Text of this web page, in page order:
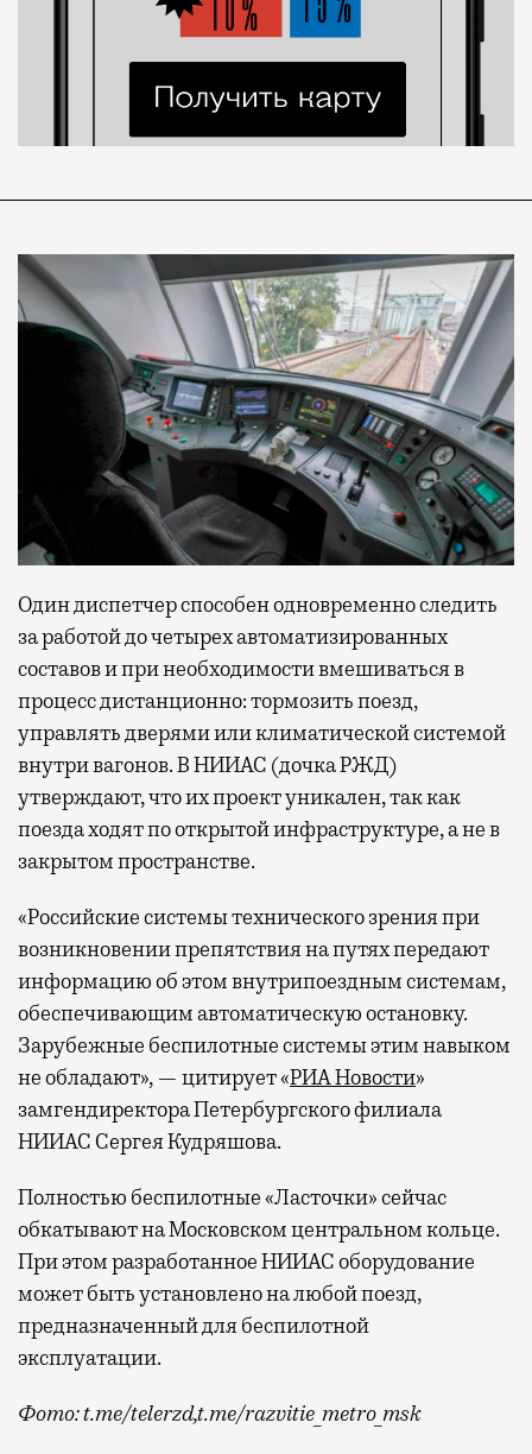
Современный путешественник часто берет
с собой не только чемодан, но и ноутбук.
А ожидание рейса все чаще превращается
не в потерянное время, а в возможность
спокойно закончить дела или спланировать
активности в путешествии, например
забронировать нужные билеты и рестораны.
Бизнес-зал становится местом, где можно
провести переговоры, поработать или просто
выпить кофе, наблюдая сквозь панорамные
окна за тем, как взлетают и садятся
самолеты. В Москве нет недостатка
несколько — в разных зонах воздушных
гаваней. На некоторых вокзалах — тоже.
Лаунжи доступны на Ленинградском,
Павелецком, Казанском, Ярославском
и Курском вокзалах.Попасть в бизнес-залы
могут держатели карт Mir Supreme. Причем
не только в столице. Всего доступно более
1000 бизнес-залов по всему миру.
Один диспетчер способен одновременно следить
за работой до четырех автоматизированных
составов и при необходимости вмешиваться в
процесс дистанционно: тормозить поезд,
управлять дверями или климатической системой
внутри вагонов. В НИИАС (дочка РЖД)
утверждают, что их проект уникален, так как
поезда ходят по открытой инфраструктуре, а не в
закрытом пространстве.
«Российские системы технического зрения при
возникновении препятствия на путях передают
информацию об этом внутрипоездным системам,
обеспечивающим автоматическую остановку.
Зарубежные беспилотные системы этим навыком
не обладают», — цитирует «РИА Новости»
замгендиректора Петербургского филиала
НИИАС Сергея Кудряшова.
Полностью беспилотные «Ласточки» сейчас
обкатывают на Московском центральном кольце.
При этом разработанное НИИАС оборудование
может быть установлено на любой поезд,
предназначенный для беспилотной
эксплуатации.
Фото: t.me/telerzd,t.me/razvitie_metro_msk